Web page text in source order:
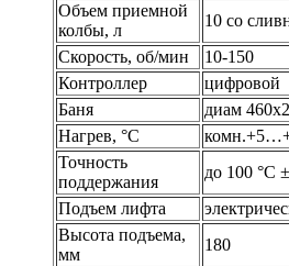
Объем приемной
колбы, л
10 со
Скорость, об/мин
10-150
Контроллер
цифровой
Баня
диам
Нагрев, °С
Точность
поддержания
до 100 °С
Подъем лифта
Высота подъема,
мм
180